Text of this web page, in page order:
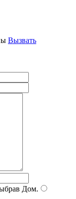
Вызвать
Дом.